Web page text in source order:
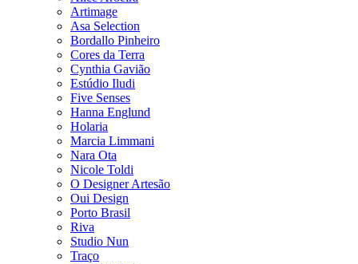
Artimage
Asa Selection
Bordallo Pinheiro
Cores da Terra
Cynthia Gavião
Estúdio Iludi
Five Senses
Hanna Englund
Holaria
Marcia Limmani
Nara Ota
Nicole Toldi
O Designer Artesão
Oui Design
Porto Brasil
Riva
Studio Nun
Traço